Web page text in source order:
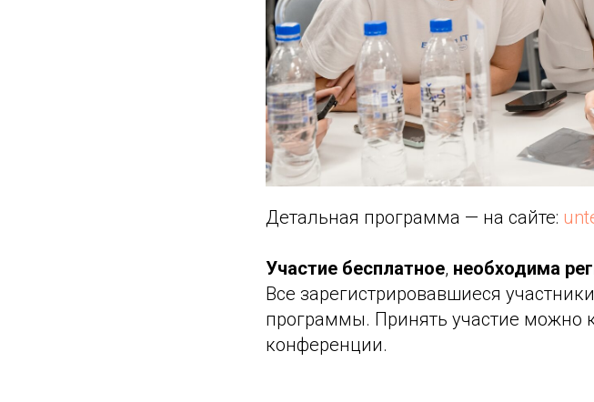
Детальная программа — на сайте:
Участие бесплатное, необходима
Все зарегистрировавшиеся
программы. Принять участие можно
конференции.